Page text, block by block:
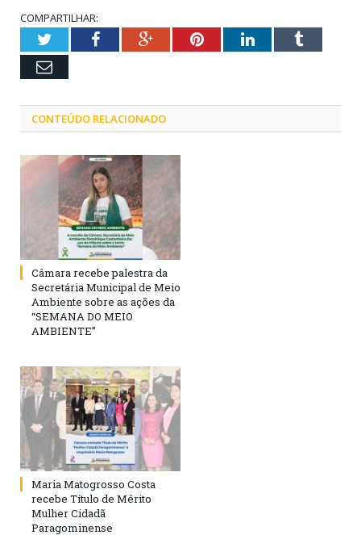
COMPARTILHAR:
TwitterFacebookGoogle+PinterestLinkedInTumblr
Email
CONTEÚDO RELACIONADO
Câmara recebe palestra da
Secretária Municipal de Meio
Ambiente sobre as ações da
“SEMANA DO MEIO
AMBIENTE”
Maria Matogrosso Costa
recebe Título de Mérito
Mulher Cidadã
Paragominense